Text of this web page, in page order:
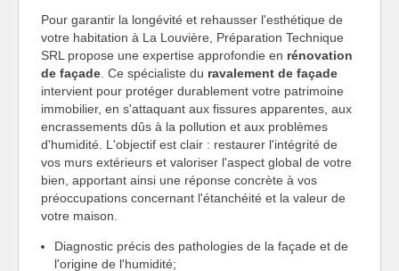
Pour garantir la longévité et rehausser l'esthétique de
votre habitation à La Louvière, Préparation Technique
SRL propose une expertise approfondie en rénovation
de façade . Ce spécialiste du ravalement de façade
intervient pour protéger durablement votre patrimoine
immobilier, en s'attaquant aux fissures apparentes, aux
encrassements dûs à la pollution et aux problèmes
d'humidité. L'objectif est clair : restaurer l'intégrité de
vos murs extérieurs et valoriser l'aspect global de votre
bien, apportant ainsi une réponse concrète à vos
préoccupations concernant l'étanchéité et la valeur de
votre maison.
Diagnostic précis des pathologies de la façade et de
l'origine de l'humidité;